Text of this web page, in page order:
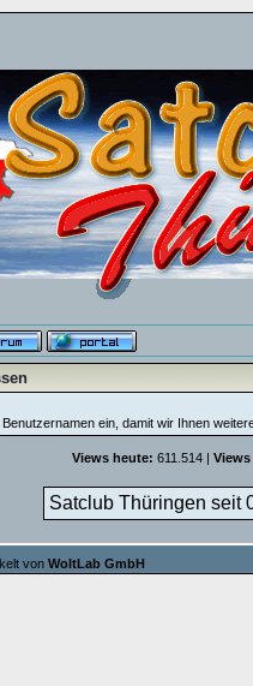
ein, damit wir Ihnen
Views heute: 611.514 |
Satclub Thüringen seit
von WoltLab GmbH